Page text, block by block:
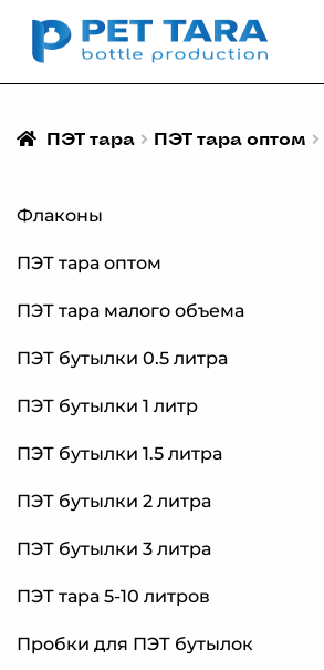
ПЭТ тара ПЭТ тара оптом
Флаконы
ПЭТ тара оптом
ПЭТ тара малого объема
ПЭТ бутылки 0.5 литра
ПЭТ бутылки 1 литр
ПЭТ бутылки 1.5 литра
ПЭТ бутылки 2 литра
ПЭТ бутылки 3 литра
ПЭТ тара 5-10 литров
Пробки для ПЭТ бутылок